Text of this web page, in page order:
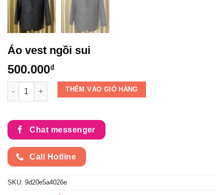
Áo vest ngồi sui
500.000₫
Áo vest ngồi sui số lượngTHÊM VÀO GIỎ HÀNG
Chat messenger
Call Hotline
SKU: 9d20e5a4026e